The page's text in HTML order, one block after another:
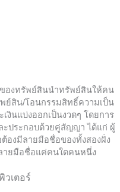
องทรัพย์สินนำทรัพย์สินให้คน
ย์สิน/โอนกรรมสิทธิ์ความเป็น
งินแบ่งออกเป็นงวดๆ โดยการ
ประกอบด้วยคู่สัญญา ได้แก่ ผู้
องมีลายมือชื่อของทั้งสองฝั่ง
ายมือชื่อแค่คนใดคนหนึ่ง